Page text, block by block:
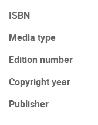
ISBN
Media type
Edition number
Copyright year
Publisher